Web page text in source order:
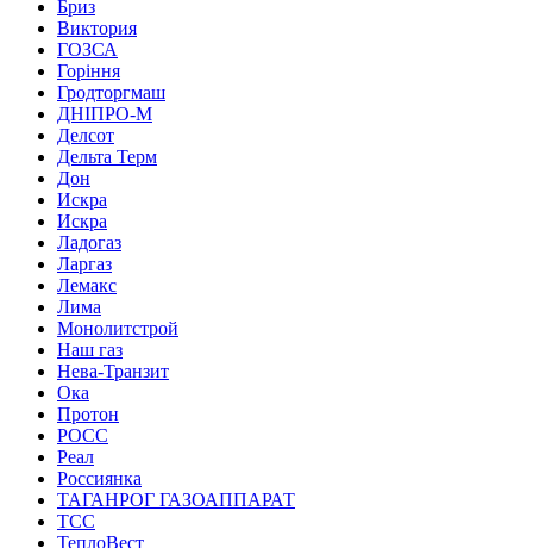
Бриз
Виктория
ГОЗСА
Горіння
Гродторгмаш
ДНІПРО-М
Делсот
Дельта Терм
Дон
Искра
Искра
Ладогаз
Ларгаз
Лемакс
Лима
Монолитстрой
Наш газ
Нева-Транзит
Ока
Протон
РОСС
Реал
Россиянка
ТАГАНРОГ ГАЗОАППАРАТ
ТСС
ТеплоВест